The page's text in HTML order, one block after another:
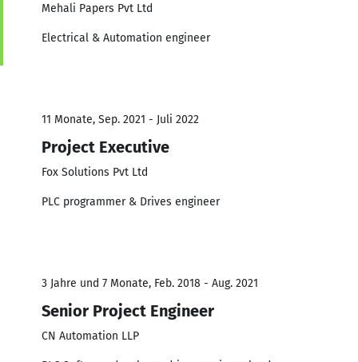
Mehali Papers Pvt Ltd
Electrical & Automation engineer
11 Monate, Sep. 2021 - Juli 2022
Project Executive
Fox Solutions Pvt Ltd
PLC programmer & Drives engineer
3 Jahre und 7 Monate, Feb. 2018 - Aug. 2021
Senior Project Engineer
CN Automation LLP